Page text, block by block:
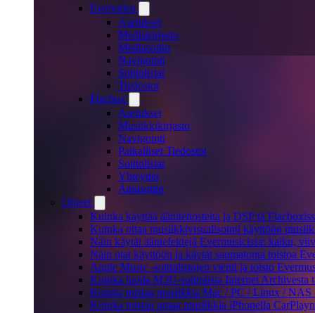
Evervideo
Asetukset
Mediakirjasto
Mediasoitin
Navigointi
Soittolistat
Tiedostot
Flacbox
Asetukset
Musiikkikirjasto
Navigointi
Paikalliset Tiedostot
Soittolistat
Yhteydet
Äänisoitin
Ohjeet
Kuinka käyttää äänitehosteita ja DSP:tä
Kuinka ottaa musiikkivisualisointi käyttöön
Näin käytät ääniefektejä Evermusicissa: kaiku,
Näin otat käyttöön ja käytät saumatonta toistoa
Apple Music -soittolistojen vienti ja toisto
Kuinka luoda M3U-soittolista Internet Archivesta
Kuinka toistaa musiikkia Mac / PC / Linux /
Kuinka toistaa omaa musiikkia iPhonella